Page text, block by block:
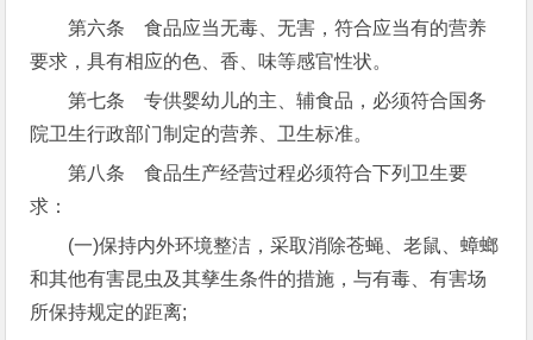
第六条 食品应当无毒、无害，符合应当有的营养
要求，具有相应的色、香、味等感官性状。
第七条 专供婴幼儿的主、辅食品，必须符合国务
院卫生行政部门制定的营养、卫生标准。
第八条 食品生产经营过程必须符合下列卫生要
求：
(一)保持内外环境整洁，采取消除苍蝇、老鼠、蟑螂
和其他有害昆虫及其孳生条件的措施，与有毒、有害场
所保持规定的距离;